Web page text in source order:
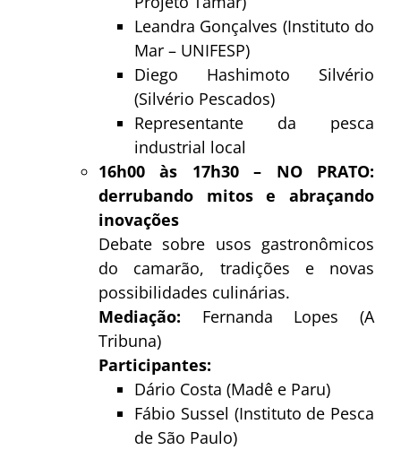
Leandra Gonçalves (Instituto do
Mar – UNIFESP)
Diego Hashimoto Silvério
(Silvério Pescados)
Representante da pesca
industrial local
16h00 às 17h30 – NO PRATO:
derrubando mitos e abraçando
inovações
Debate sobre usos gastronômicos
do camarão, tradições e novas
possibilidades culinárias.
Mediação: Fernanda Lopes (A
Tribuna)
Participantes:
Dário Costa (Madê e Paru)
Fábio Sussel (Instituto de Pesca
de São Paulo)